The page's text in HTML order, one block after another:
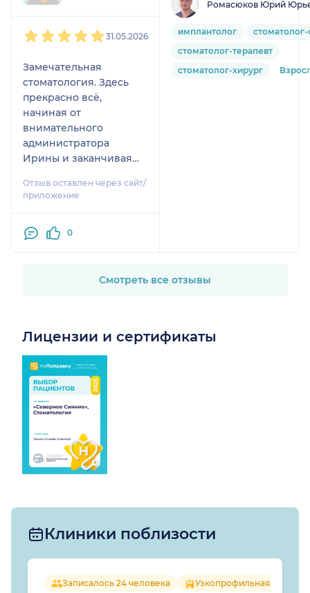
31.05.2026
Замечательная
стоматология. Здесь
прекрасно всё,
начиная от
внимательного
администратора
Ирины и заканчивая
профессионализмом
врача Юрия Юрьевича.
Отзыв оставлен через сайт/
приложение
0
Ромасюков Юрий
имплантолог
стоматолог-терапевт
стоматолог-хирург
Смотреть все отзывы
Лицензии и сертификаты
Клиники поблизости
Записалось 24 человека Узкопрофильная клиника